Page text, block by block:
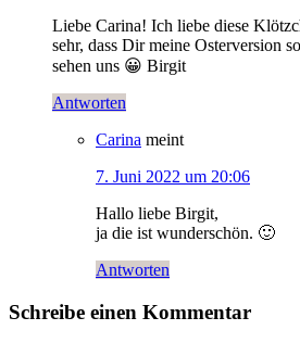
Liebe Carina! Ich liebe diese
sehr, dass Dir meine Osterversion
sehen uns 😀 Birgit
Antworten
Carina meint
7. Juni 2022 um 20:06
Hallo liebe Birgit,
ja die ist wunderschön. 🙂
Antworten
Schreibe einen Kommentar